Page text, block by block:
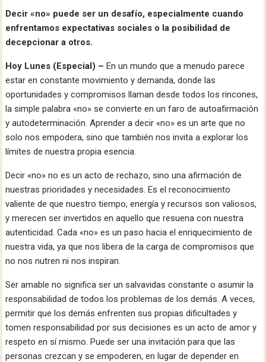
Decir «no» puede ser un desafío, especialmente cuando
enfrentamos expectativas sociales o la posibilidad de
decepcionar a otros.
Hoy Lunes (Especial) – En un mundo que a menudo parece
estar en constante movimiento y demanda, donde las
oportunidades y compromisos llaman desde todos los rincones,
la simple palabra «no» se convierte en un faro de autoafirmación
y autodeterminación. Aprender a decir «no» es un arte que no
solo nos empodera, sino que también nos invita a explorar los
límites de nuestra propia esencia.
Decir «no» no es un acto de rechazo, sino una afirmación de
nuestras prioridades y necesidades. Es el reconocimiento
valiente de que nuestro tiempo, energía y recursos son valiosos,
y merecen ser invertidos en aquello que resuena con nuestra
autenticidad. Cada «no» es un paso hacia el enriquecimiento de
nuestra vida, ya que nos libera de la carga de compromisos que
no nos nutren ni nos inspiran.
Ser amable no significa ser un salvavidas constante o asumir la
responsabilidad de todos los problemas de los demás. A veces,
permitir que los demás enfrenten sus propias dificultades y
tomen responsabilidad por sus decisiones es un acto de amor y
respeto en sí mismo. Puede ser una invitación para que las
personas crezcan y se empoderen, en lugar de depender en